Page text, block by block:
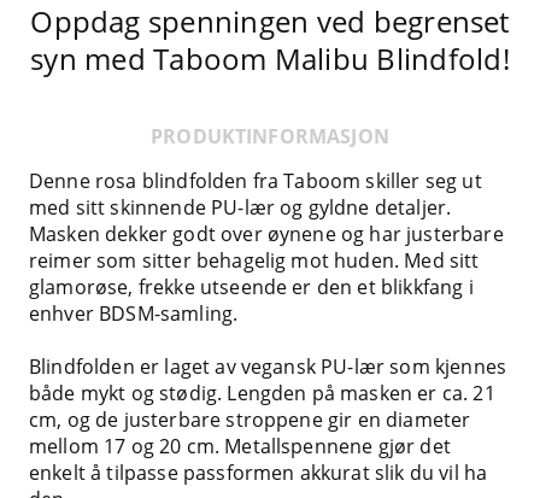
Oppdag spenningen ved begrenset
syn med Taboom Malibu Blindfold!
PRODUKTINFORMASJON
Denne rosa blindfolden fra Taboom skiller seg ut
med sitt skinnende PU-lær og gyldne detaljer.
Masken dekker godt over øynene og har justerbare
reimer som sitter behagelig mot huden. Med sitt
glamorøse, frekke utseende er den et blikkfang i
enhver BDSM-samling.
Blindfolden er laget av vegansk PU-lær som kjennes
både mykt og stødig. Lengden på masken er ca. 21
cm, og de justerbare stroppene gir en diameter
mellom 17 og 20 cm. Metallspennene gjør det
enkelt å tilpasse passformen akkurat slik du vil ha